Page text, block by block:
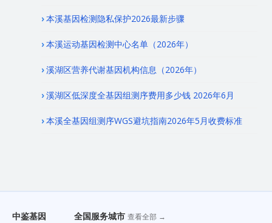
本溪基因检测隐私保护2026最新步骤
本溪运动基因检测中心名单（2026年）
溪湖区营养代谢基因机构信息（2026年）
溪湖区低深度全基因组测序费用多少钱 2026年6月
本溪全基因组测序WGS避坑指南2026年5月收费标准
中鉴基因 全国服务城市 查看全部 →